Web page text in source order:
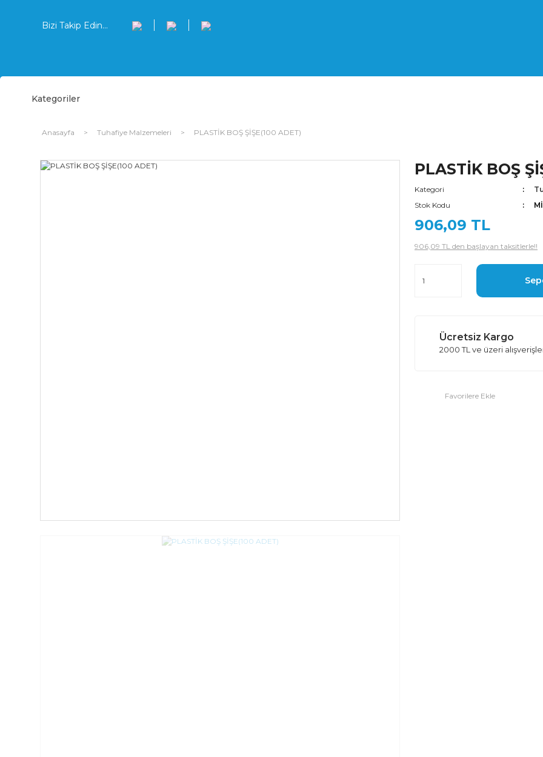
Bizi Takip Edin...
Kategoriler
Anasayfa Tuhafiye Malzemeleri PLASTİK BOŞ ŞİŞE(100 ADET)
PLASTİK BOŞ
Kategori
Stok Kodu
906,09 TL
906,09 TL den başlayan taksitlerle!!
Ücretsiz Kargo
2000 TL ve üzeri